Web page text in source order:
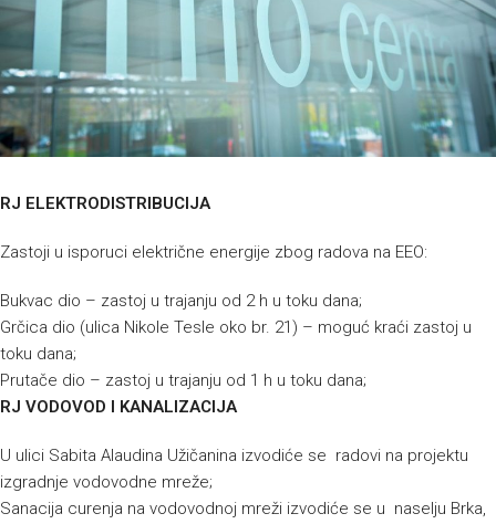
RJ ELEKTRODISTRIBUCIJA
Zastoji u isporuci električne energije zbog radova na EEO:
Bukvac dio – zastoj u trajanju od 2 h u toku dana;
Grčica dio (ulica Nikole Tesle oko br. 21) – moguć kraći zastoj u
toku dana;
Prutače dio – zastoj u trajanju od 1 h u toku dana;
RJ VODOVOD I KANALIZACIJA
U ulici Sabita Alaudina Užičanina izvodiće se radovi na projektu
izgradnje vodovodne mreže;
Sanacija curenja na vodovodnoj mreži izvodiće se u naselju Brka,